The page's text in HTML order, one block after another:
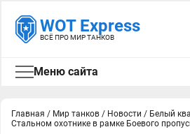
WOT Express
ВСЁ ПРО МИР ТАНКОВ
Меню сайта
Главная / Мир танков / Новости / Белый
Стальном охотнике в рамке Боевого